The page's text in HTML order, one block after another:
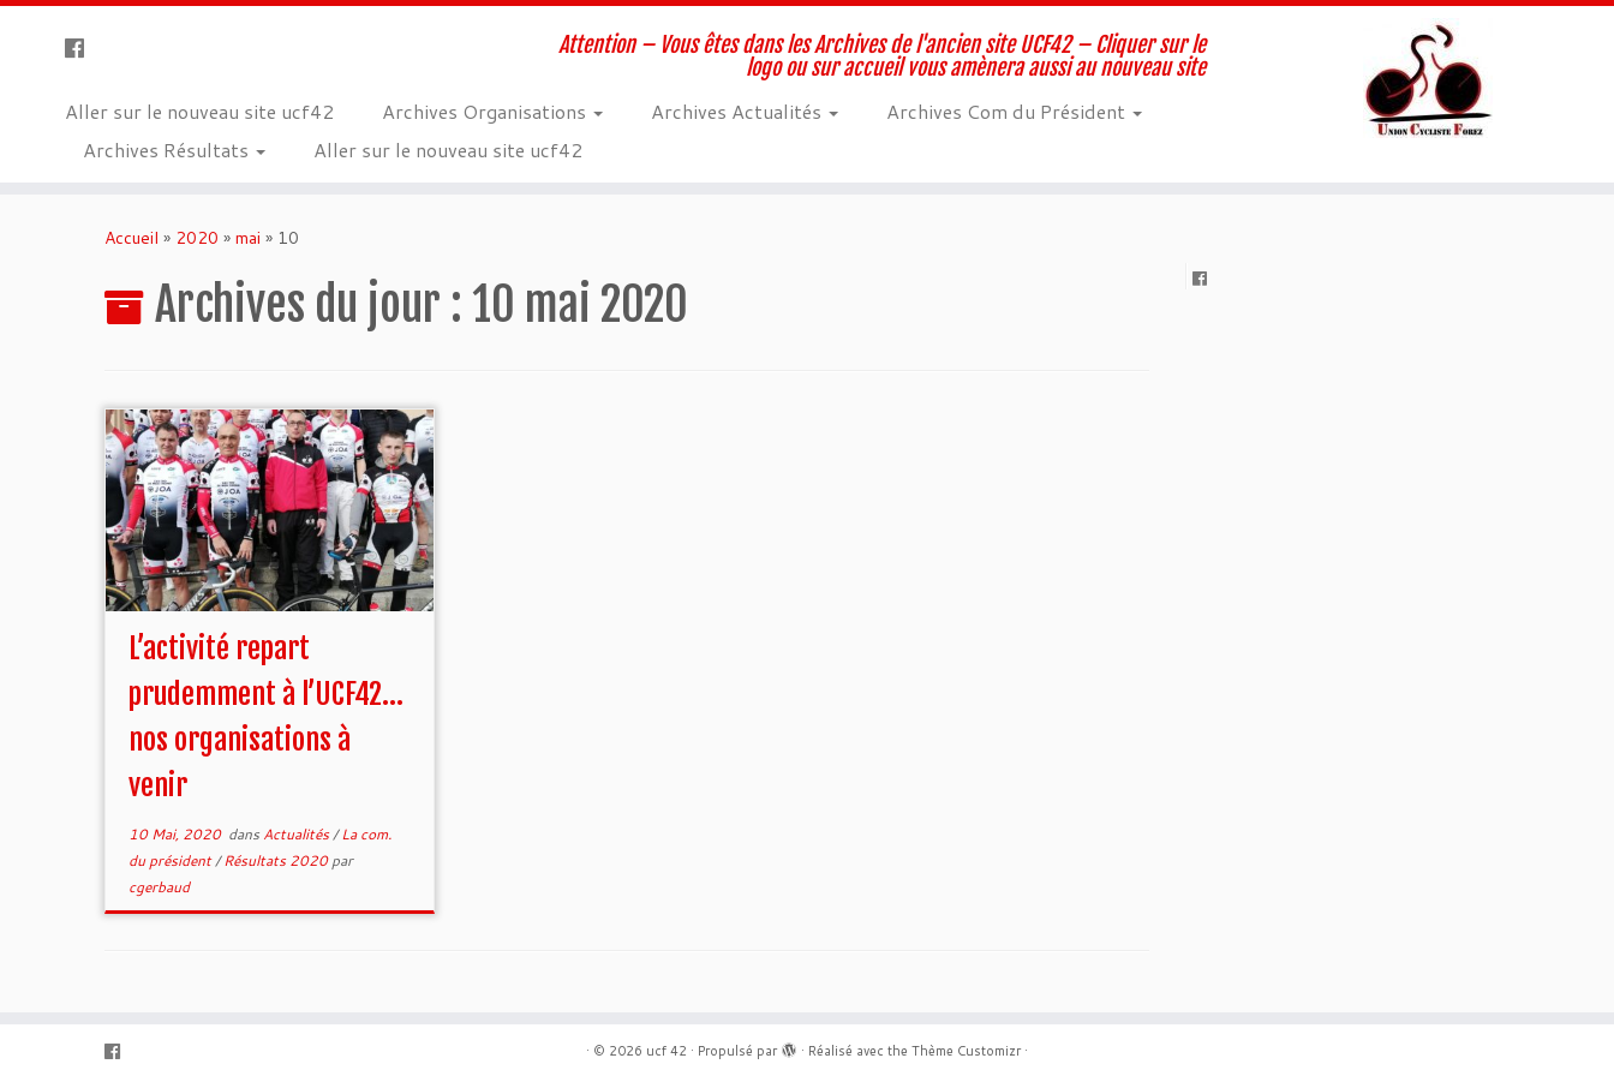
Attention – Vous êtes dans les Archives de l'ancien site UCF42 – Cliquer sur le
logo ou sur accueil vous amènera aussi au nouveau site
Aller sur le nouveau site ucf42 Archives Organisations Archives Actualités
Archives Com du Président
Archives Résultats
Aller sur le nouveau site ucf42
Accueil » 2020 » mai » 10
Archives du jour : 10 mai 2020
L’activité repart
prudemment à l’UCF42…
nos organisations à
venir
10 Mai, 2020dans Actualités/La com.
du président/Résultats 2020par
cgerbaud
· © 2026 ucf 42 · Propulsé par · Réalisé avec the Thème Customizr·